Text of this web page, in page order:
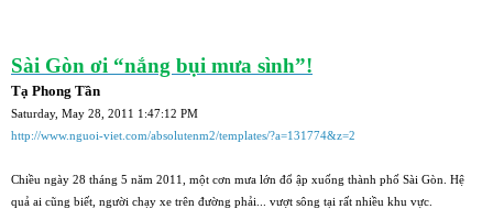
Sài Gòn ơi “nắng bụi mưa sình”!
Tạ Phong Tần
Saturday, May 28, 2011 1:47:12 PM
http://www.nguoi-viet.com/absolutenm2/templates/?a=131774&z=2
Chiều ngày 28 tháng 5 năm 2011, một cơn mưa lớn đổ ập xuống thành phố Sài Gòn. Hệ
quả ai cũng biết, người chạy xe trên đường phải... vượt sông tại rất nhiều khu vực.